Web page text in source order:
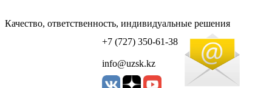
УЗСК Казахстан
Качество, ответственность, индивидуальные решения
+7 (727) 350-61-38
info@uzsk.kz